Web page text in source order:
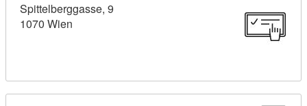
Spittelberggasse, 9
1070 Wien